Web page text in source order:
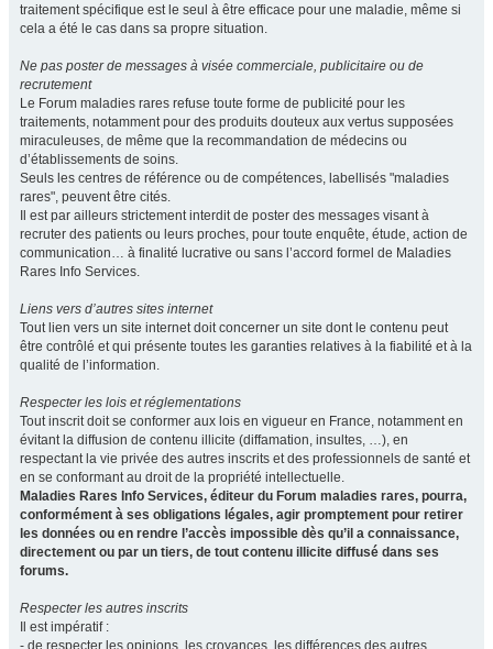
traitement spécifique est le seul à être efficace pour une maladie, même si
cela a été le cas dans sa propre situation.
Ne pas poster de messages à visée commerciale, publicitaire ou de
recrutement
Le Forum maladies rares refuse toute forme de publicité pour les
traitements, notamment pour des produits douteux aux vertus supposées
miraculeuses, de même que la recommandation de médecins ou
d’établissements de soins.
Seuls les centres de référence ou de compétences, labellisés "maladies
rares", peuvent être cités.
Il est par ailleurs strictement interdit de poster des messages visant à
recruter des patients ou leurs proches, pour toute enquête, étude, action de
communication… à finalité lucrative ou sans l’accord formel de Maladies
Rares Info Services.
Liens vers d’autres sites internet
Tout lien vers un site internet doit concerner un site dont le contenu peut
être contrôlé et qui présente toutes les garanties relatives à la fiabilité et à la
qualité de l’information.
Respecter les lois et réglementations
Tout inscrit doit se conformer aux lois en vigueur en France, notamment en
évitant la diffusion de contenu illicite (diffamation, insultes, …), en
respectant la vie privée des autres inscrits et des professionnels de santé et
en se conformant au droit de la propriété intellectuelle.
Maladies Rares Info Services, éditeur du Forum maladies rares, pourra,
conformément à ses obligations légales, agir promptement pour retirer
les données ou en rendre l’accès impossible dès qu’il a connaissance,
directement ou par un tiers, de tout contenu illicite diffusé dans ses
forums.
Respecter les autres inscrits
Il est impératif :
- de respecter les opinions, les croyances, les différences des autres